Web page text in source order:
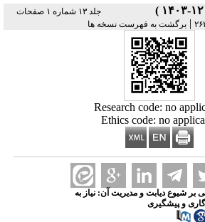
جلد ۱۳ شماره ۱ صفحات
| برگشت به فهرست نسخه ها
Research code: no
Ethics code: no
بر شیوع دیابت و مدیریت آن: نیاز به
و پیشگیری